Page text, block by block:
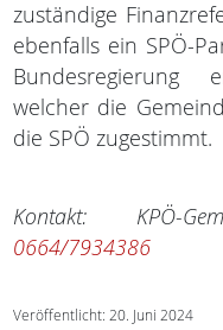
zuständige
ebenfalls ein SPÖ-
Bundesregierung
welcher die
die SPÖ zugestimmt.
Kontakt: KPÖ-
0664/7934386
Veröffentlicht: 20. Juni 2024